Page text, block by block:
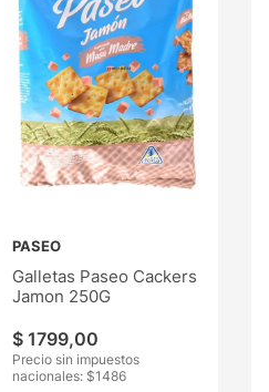
PASEO
Galletas Paseo Cackers
Jamon 250G
$ 1799,00
Precio sin impuestos
nacionales: $1486